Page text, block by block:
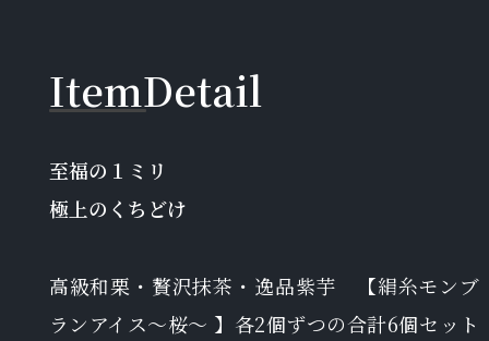
ItemDetail
至福の１ミリ
極上のくちどけ
高級和栗・贅沢抹茶・逸品紫芋 【絹糸モンブ
ランアイス〜桜〜 】各2個ずつの合計6個セット